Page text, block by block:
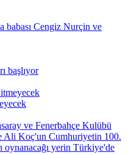
babası Cengiz Nurçin ve
başlıyor